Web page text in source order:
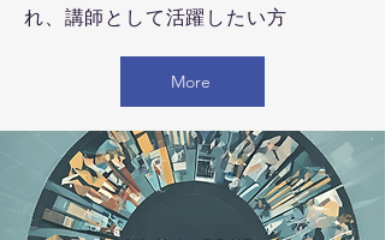
れ、講師として活躍したい方
More